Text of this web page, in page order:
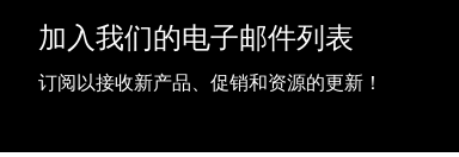
加入我们的电子邮件列表
订阅以接收新产品、促销和资源的更新！